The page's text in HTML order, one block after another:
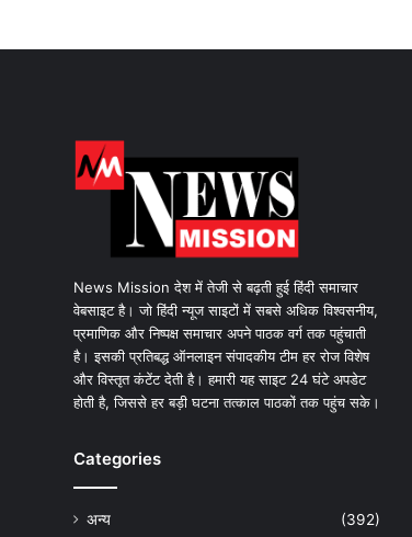
News Mission देश में तेजी से बढ़ती हुई हिंदी समाचार
वेबसाइट है। जो हिंदी न्यूज साइटों में सबसे अधिक विश्वसनीय,
प्रमाणिक और निष्पक्ष समाचार अपने पाठक वर्ग तक पहुंचाती
है। इसकी प्रतिबद्ध ऑनलाइन संपादकीय टीम हर रोज विशेष
और विस्तृत कंटेंट देती है। हमारी यह साइट 24 घंटे अपडेट
होती है, जिससे हर बड़ी घटना तत्काल पाठकों तक पहुंच सके।
Categories
अन्य
(392)